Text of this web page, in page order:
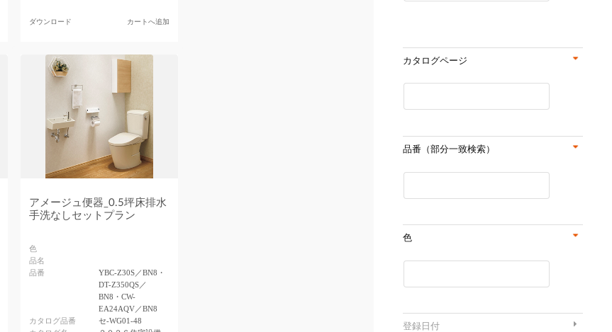
ダウンロード カートへ追加
アメージュ便器_0.5坪床排水
手洗なしセットプラン
色
品名
品番
YBC-Z30S／BN8・
DT-Z350QS／
BN8・CW-
EA24AQV／BN8
カタログ品番
セ-WG01-48
カタログページ
品番（部分一致検索）
色
登録日付